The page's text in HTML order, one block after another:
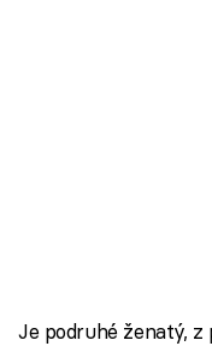
Je podruhé ženatý,